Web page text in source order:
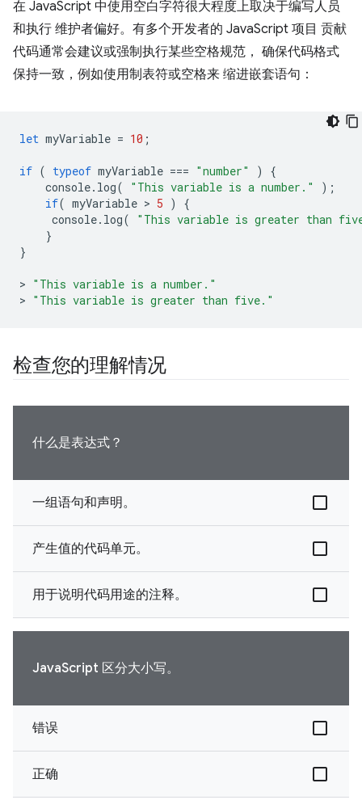
在 JavaScript 中使用空白字符很大程度上取决于编写人员
和执行 维护者偏好。有多个开发者的 JavaScript 项目 贡献
代码通常会建议或强制执行某些空格规范， 确保代码格式
保持一致，例如使用制表符或空格来 缩进嵌套语句：
let myVariable = 10 ;
if ( typeof myVariable === "number" )
{
console. log( "This variable is a number."
);
if( myVariable > 5 )
{
console. log(
"This variable is greater than
}
}
> "This variable is a number."
> "This variable is greater than five."
检查您的理解情况
什么是表达式？
一组语句和声明。
产生值的代码单元。
用于说明代码用途的注释。
JavaScript 区分大小写。
错误
正确